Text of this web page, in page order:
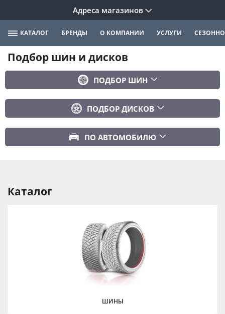
Адреса магазинов
КАТАЛОГ БРЕНДЫ О КОМПАНИИ УСЛУГИ
Подбор шин и дисков
ПОДБОР ШИН
Сбросить
ПОДБОР ДИСКОВ
ПОДОБРАТЬ
Сбросить
ПО АВТОМОБИЛЮ
Год авто
ПОДОБРАТЬ
Сбросить
Каталог
ШИНЫ